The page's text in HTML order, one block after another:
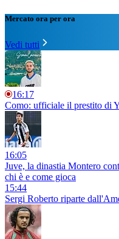
Mercato ora per ora
Vedi tutti
16:17
Como: ufficiale il prestito di
16:05
Juve, la dinastia Montero
chi è e come gioca
15:44
Sergi Roberto riparte